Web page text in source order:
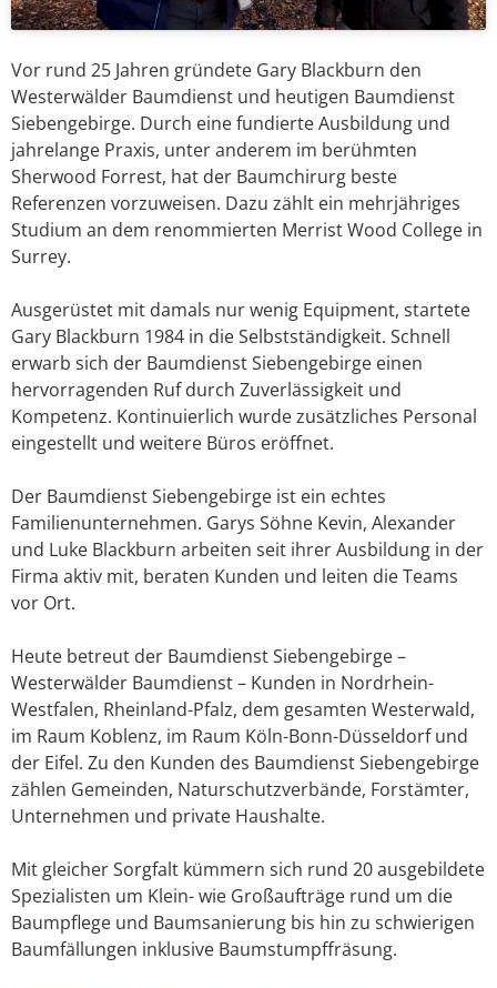
Vor rund 25 Jahren gründete Gary Blackburn den
Westerwälder Baumdienst und heutigen Baumdienst
Siebengebirge. Durch eine fundierte Ausbildung und
jahrelange Praxis, unter anderem im berühmten
Sherwood Forrest, hat der Baumchirurg beste
Referenzen vorzuweisen. Dazu zählt ein mehrjähriges
Studium an dem renommierten Merrist Wood College in
Surrey.
Ausgerüstet mit damals nur wenig Equipment, startete
Gary Blackburn 1984 in die Selbstständigkeit. Schnell
erwarb sich der Baumdienst Siebengebirge einen
hervorragenden Ruf durch Zuverlässigkeit und
Kompetenz. Kontinuierlich wurde zusätzliches Personal
eingestellt und weitere Büros eröffnet.
Der Baumdienst Siebengebirge ist ein echtes
Familienunternehmen. Garys Söhne Kevin, Alexander
und Luke Blackburn arbeiten seit ihrer Ausbildung in der
Firma aktiv mit, beraten Kunden und leiten die Teams
vor Ort.
Heute betreut der Baumdienst Siebengebirge –
Westerwälder Baumdienst – Kunden in Nordrhein-
Westfalen, Rheinland-Pfalz, dem gesamten Westerwald,
im Raum Koblenz, im Raum Köln-Bonn-Düsseldorf und
der Eifel. Zu den Kunden des Baumdienst Siebengebirge
zählen Gemeinden, Naturschutzverbände, Forstämter,
Unternehmen und private Haushalte.
Mit gleicher Sorgfalt kümmern sich rund 20 ausgebildete
Spezialisten um Klein- wie Großaufträge rund um die
Baumpflege und Baumsanierung bis hin zu schwierigen
Baumfällungen inklusive Baumstumpffräsung.